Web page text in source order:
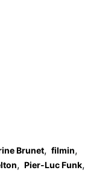
Brunet, filmin,
, Pier-Luc Funk,